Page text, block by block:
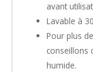
avant
Lavable à
Pour plus
conseillons
humide.